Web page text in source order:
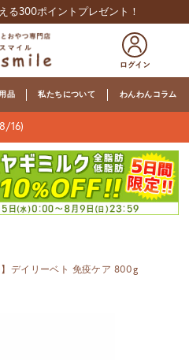
る300ポイントプレゼント！
品 私たちについて わんわんコラム
16)
】デイリーベト 免疫ケア 800g